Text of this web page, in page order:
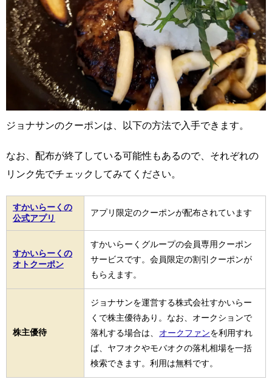
ジョナサンのクーポンは、以下の方法で入手できます。
なお、配布が終了している可能性もあるので、それぞれの
リンク先でチェックしてみてください。
すかいらーくの
公式アプリ
アプリ限定のクーポンが配布されています
すかいらーくの
オトクーポン
すかいらーくグループの会員専用クーポン
サービスです。会員限定の割引クーポンが
もらえます。
株主優待
ジョナサンを運営する株式会社すかいらー
くで株主優待あり。なお、オークションで
落札する場合は、
オークファンを利用すれ
ば、ヤフオクやモバオクの落札相場を一括
検索できます。利用は無料です。